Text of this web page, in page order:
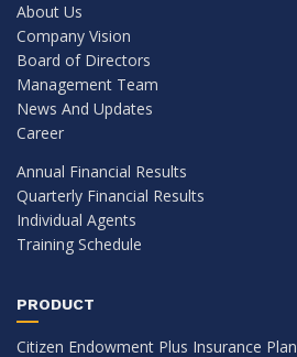
About Us
Company Vision
Board of Directors
Management Team
News And Updates
Career
Annual Financial Results
Quarterly Financial Results
Individual Agents
Training Schedule
PRODUCT
Citizen Endowment Plus Insurance Plan